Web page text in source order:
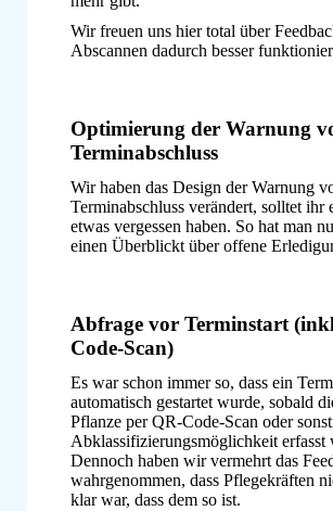
Wir freuen uns hier total über
Abscannen dadurch besser
Optimierung der Warnung
Terminabschluss
Wir haben das Design der Warnung
Terminabschluss verändert, solltet ihr
etwas vergessen haben. So hat man
einen Überblickt über offene
Abfrage vor Terminstart
Code-Scan)
Es war schon immer so, dass ein
automatisch gestartet wurde, sobald
Pflanze per QR-Code-Scan oder
Abklassifizierungsmöglichkeit erfasst
Dennoch haben wir vermehrt das
wahrgenommen, dass Pflegekräften
klar war, dass dem so ist.